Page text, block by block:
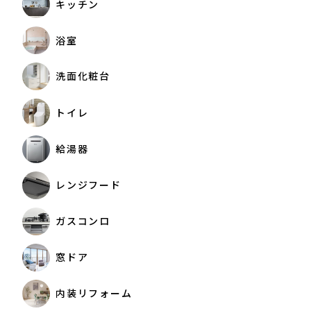
キッチン
浴室
洗面化粧台
トイレ
給湯器
レンジフード
ガスコンロ
窓ドア
内装リフォーム